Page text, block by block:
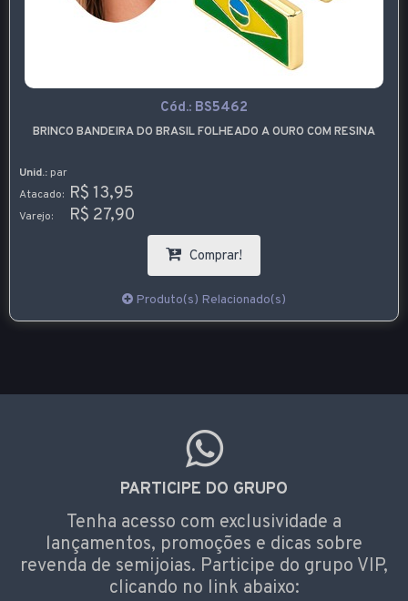
Cód.: BS5462
BRINCO BANDEIRA DO BRASIL FOLHEADO A OURO COM RESINA
Unid.: par
Atacado: R$ 13,95
Varejo: R$ 27,90
Comprar!
Produto(s) Relacionado(s)
PARTICIPE DO GRUPO
Tenha acesso com exclusividade a
lançamentos, promoções e dicas sobre
revenda de semijoias. Participe do grupo VIP,
clicando no link abaixo: